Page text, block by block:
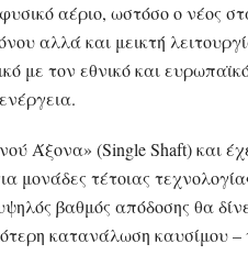
αέριο, ωστόσο ο νέος
αλλά και μεικτή
με τον εθνικό και
Άξονα» (Single Shaft) και
μονάδες τέτοιας
βαθμός απόδοσης θα
κατανάλωση καυσίμου –